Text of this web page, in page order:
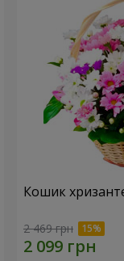
Кошик
2 469 грн